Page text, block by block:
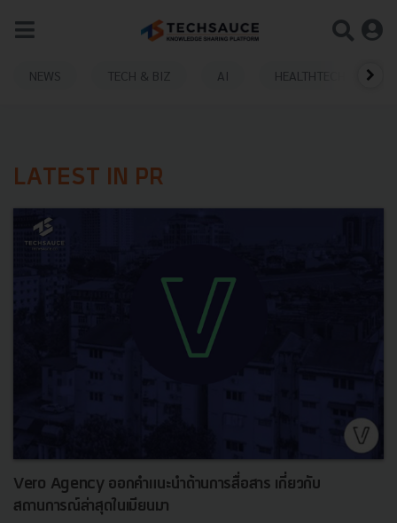
NEWS TECH & BIZ AI HEALTHTECH
LATEST IN PR
Vero Agency ออกคำแนะนำด้านการสื่อสาร เกี่ยวกับ
สถานการณ์ล่าสุดในเมียนมา